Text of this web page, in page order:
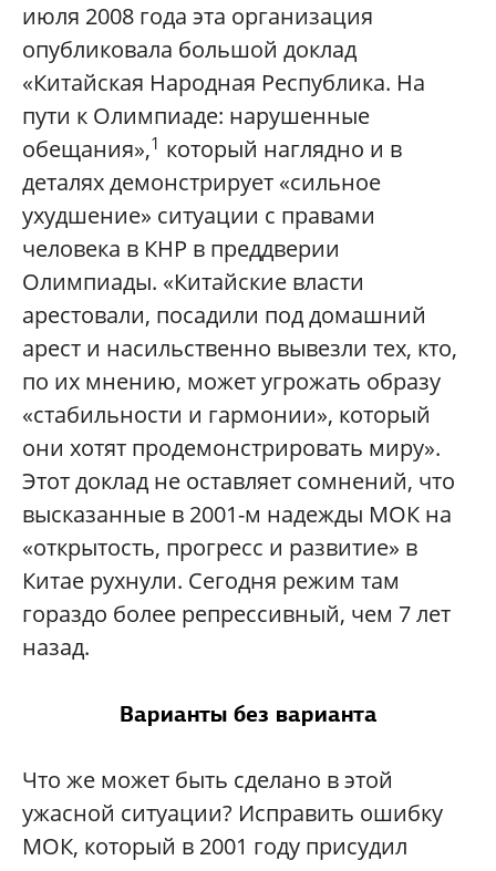
июля 2008 года эта организация
опубликовала большой доклад
«Китайская Народная Республика. На
пути к Олимпиаде: нарушенные
обещания»,1 который наглядно и в
деталях демонстрирует «сильное
ухудшение» ситуации с правами
человека в КНР в преддверии
Олимпиады. «Китайские власти
арестовали, посадили под домашний
арест и насильственно вывезли тех, кто,
по их мнению, может угрожать образу
«стабильности и гармонии», который
они хотят продемонстрировать миру».
Этот доклад не оставляет сомнений, что
высказанные в 2001-м надежды МОК на
«открытость, прогресс и развитие» в
Китае рухнули. Сегодня режим там
гораздо более репрессивный, чем 7 лет
назад.
Варианты без варианта
Что же может быть сделано в этой
ужасной ситуации? Исправить ошибку
МОК, который в 2001 году присудил